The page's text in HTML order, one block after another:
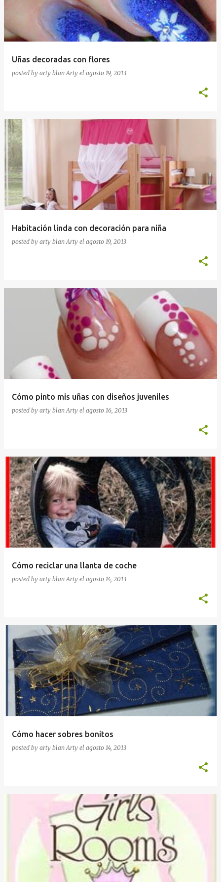
Uñas decoradas con flores
posted by arty blanArty el agosto 19, 2013
Habitación linda con decoración para niña
posted by arty blanArty el agosto 19, 2013
Cómo pinto mis uñas con diseños juveniles
posted by arty blanArty el agosto 16, 2013
Cómo reciclar una llanta de coche
posted by arty blanArty el agosto 14, 2013
Cómo hacer sobres bonitos
posted by arty blanArty el agosto 14, 2013